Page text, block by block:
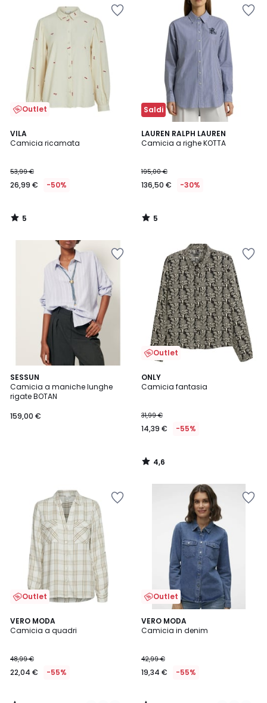
Outlet
VILA
Camicia ricamata
53,99 €
26,99 € -50%
5
/
5
/
Saldi
LAUREN RALPH LAUREN
Camicia a righe KOTTA
195,00 €
136,50 € -30%
5
/
5
/
SESSUN
Camicia a maniche lunghe
rigate BOTAN
159,00 €
Outlet
ONLY
Camicia fantasia
31,99 €
14,39 € -55%
4,6
/ 5
4,6
/
Outlet
VERO MODA
Camicia a quadri
48,99 €
22,04 € -55%
5
/
2
Colori
Outlet
VERO MODA
Camicia in denim
42,99 €
19,34 € -55%
3,4
/ 5
2
Colori